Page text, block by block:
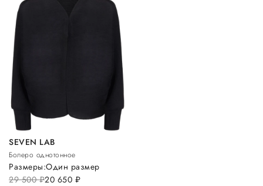
SEVEN LAB
Болеро однотонное
29 500руб.20 650 руб.
Размеры:Один размер